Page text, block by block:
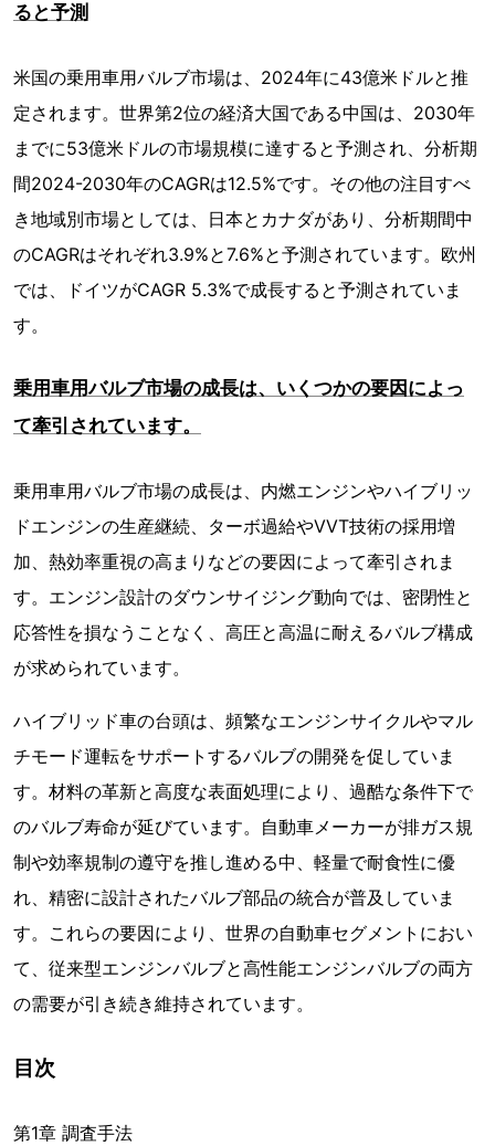
ると予測
米国の乗用車用バルブ市場は、2024年に43億米ドルと推
定されます。世界第2位の経済大国である中国は、2030年
までに53億米ドルの市場規模に達すると予測され、分析期
間2024-2030年のCAGRは12.5%です。その他の注目すべ
き地域別市場としては、日本とカナダがあり、分析期間中
のCAGRはそれぞれ3.9%と7.6%と予測されています。欧州
では、ドイツがCAGR 5.3%で成長すると予測されていま
す。
乗用車用バルブ市場の成長は、いくつかの要因によっ
て牽引されています。
乗用車用バルブ市場の成長は、内燃エンジンやハイブリッ
ドエンジンの生産継続、ターボ過給やVVT技術の採用増
加、熱効率重視の高まりなどの要因によって牽引されま
す。エンジン設計のダウンサイジング動向では、密閉性と
応答性を損なうことなく、高圧と高温に耐えるバルブ構成
が求められています。
ハイブリッド車の台頭は、頻繁なエンジンサイクルやマル
チモード運転をサポートするバルブの開発を促していま
す。材料の革新と高度な表面処理により、過酷な条件下で
のバルブ寿命が延びています。自動車メーカーが排ガス規
制や効率規制の遵守を推し進める中、軽量で耐食性に優
れ、精密に設計されたバルブ部品の統合が普及していま
す。これらの要因により、世界の自動車セグメントにおい
て、従来型エンジンバルブと高性能エンジンバルブの両方
の需要が引き続き維持されています。
目次
第1章 調査手法